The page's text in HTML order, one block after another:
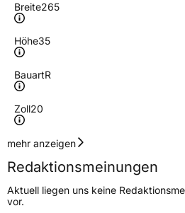
Breite265
Höhe35
BauartR
Zoll20
Geschwindigkeitsindex
Höchstgeschwindigkeit
300 km/h
Lastindex99
mehr anzeigen
Redaktionsmeinungen
Aktuell liegen uns keine
vor.